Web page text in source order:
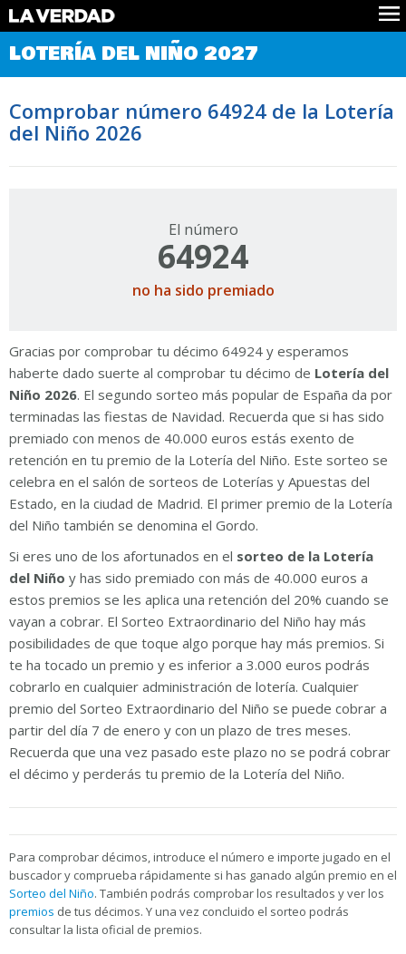
Comprobar Loteria del Niño
Premios
Noticias
Datos
Historia
LOTERÍA DEL NIÑO 2027
Comprobar número 64924 de la Lotería
del Niño 2026
El número
64924
no ha sido premiado
Gracias por comprobar tu décimo 64924 y esperamos
haberte dado suerte al comprobar tu décimo de Lotería del
Niño 2026. El segundo sorteo más popular de España da por
terminadas las fiestas de Navidad. Recuerda que si has sido
premiado con menos de 40.000 euros estás exento de
retención en tu premio de la Lotería del Niño. Este sorteo se
celebra en el salón de sorteos de Loterías y Apuestas del
Estado, en la ciudad de Madrid. El primer premio de la Lotería
del Niño también se denomina el Gordo.
Si eres uno de los afortunados en el sorteo de la Lotería
del Niño y has sido premiado con más de 40.000 euros a
estos premios se les aplica una retención del 20% cuando se
vayan a cobrar. El Sorteo Extraordinario del Niño hay más
posibilidades de que toque algo porque hay más premios. Si
te ha tocado un premio y es inferior a 3.000 euros podrás
cobrarlo en cualquier administración de lotería. Cualquier
premio del Sorteo Extraordinario del Niño se puede cobrar a
partir del día 7 de enero y con un plazo de tres meses.
Recuerda que una vez pasado este plazo no se podrá cobrar
el décimo y perderás tu premio de la Lotería del Niño.
Para comprobar décimos, introduce el número e importe jugado en el
buscador y comprueba rápidamente si has ganado algún premio en el
Sorteo del Niño. También podrás comprobar los resultados y ver los
premios de tus décimos. Y una vez concluido el sorteo podrás
consultar la lista oficial de premios.